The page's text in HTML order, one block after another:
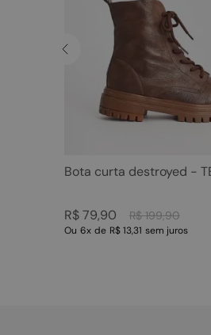
Bota curta destroyed -
R$ 199,90
R$ 79,90
Ou 6x de R$ 13,31 sem juros